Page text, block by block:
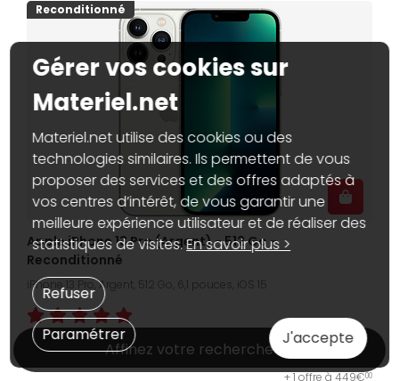
Reconditionné
Apple iPhone 13 Pro (Argent) - 512 Go -
Reconditionné
iPhone 13 Pro, Argent, 512 Go, 6,1 pouces, iOS 15
415€00
Dispo web :En stock
+ 1 offre à 449€00
Affinez votre recherche
Gérer vos cookies sur
Materiel.net
Materiel.net utilise des cookies ou des
technologies similaires. Ils permettent de vous
proposer des services et des offres adaptés à
vos centres d’intérêt, de vous garantir une
meilleure expérience utilisateur et de réaliser des
statistiques de visites.En savoir plus >
J'accepte
Paramétrer
Refuser